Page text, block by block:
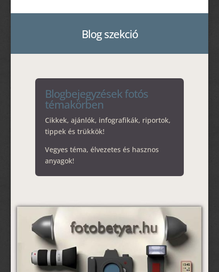
Blog szekció
Blogbejegyzések fotós
témakörben
Cikkek, ajánlók, infografikák, riportok,
tippek és trükkök!
Vegyes téma, élvezetes és hasznos
anyagok!